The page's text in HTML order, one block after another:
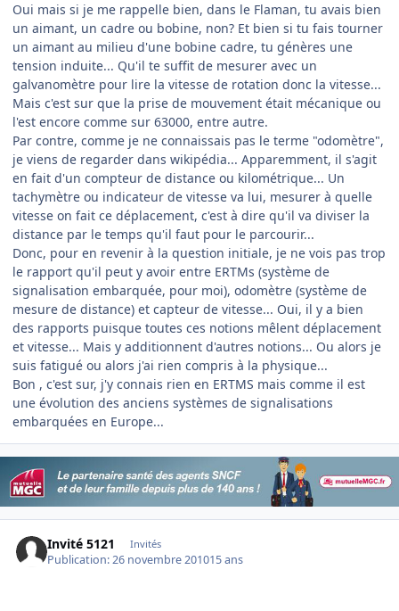
Oui mais si je me rappelle bien, dans le Flaman, tu avais bien
un aimant, un cadre ou bobine, non? Et bien si tu fais tourner
un aimant au milieu d'une bobine cadre, tu génères une
tension induite... Qu'il te suffit de mesurer avec un
galvanomètre pour lire la vitesse de rotation donc la vitesse...
Mais c'est sur que la prise de mouvement était mécanique ou
l'est encore comme sur 63000, entre autre.
Par contre, comme je ne connaissais pas le terme "odomètre",
je viens de regarder dans wikipédia... Apparemment, il s'agit
en fait d'un compteur de distance ou kilométrique... Un
tachymètre ou indicateur de vitesse va lui, mesurer à quelle
vitesse on fait ce déplacement, c'est à dire qu'il va diviser la
distance par le temps qu'il faut pour le parcourir...
Donc, pour en revenir à la question initiale, je ne vois pas trop
le rapport qu'il peut y avoir entre ERTMs (système de
signalisation embarquée, pour moi), odomètre (système de
mesure de distance) et capteur de vitesse... Oui, il y a bien
des rapports puisque toutes ces notions mêlent déplacement
et vitesse... Mais y additionnent d'autres notions... Ou alors je
suis fatigué ou alors j'ai rien compris à la physique...
Bon , c'est sur, j'y connais rien en ERTMS mais comme il est
une évolution des anciens systèmes de signalisations
embarquées en Europe...
Invité 5121 Invités
Publication:26 novembre 201015 ans